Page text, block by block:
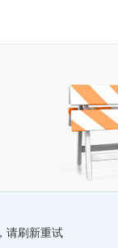
请刷新重试